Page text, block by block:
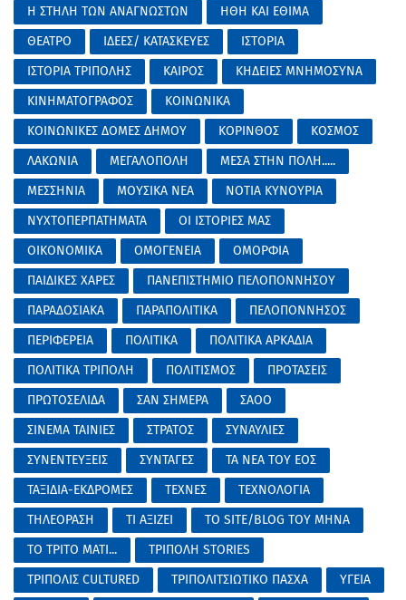
Η ΣΤΗΛΗ ΤΩΝ ΑΝΑΓΝΩΣΤΩΝ
ΗΘΗ ΚΑΙ ΕΘΙΜΑ
ΘΕΑΤΡΟ
ΙΔΕΕΣ/ ΚΑΤΑΣΚΕΥΕΣ
ΙΣΤΟΡΙΑ
ΙΣΤΟΡΙΑ ΤΡΙΠΟΛΗΣ
ΚΑΙΡΟΣ
ΚΗΔΕΙΕΣ ΜΝΗΜΟΣΥΝΑ
ΚΙΝΗΜΑΤΟΓΡΑΦΟΣ
ΚΟΙΝΩΝΙΚΑ
ΚΟΙΝΩΝΙΚΕΣ ΔΟΜΕΣ ΔΗΜΟΥ
ΚΟΡΙΝΘΟΣ
ΚΟΣΜΟΣ
ΛΑΚΩΝΙΑ
ΜΕΓΑΛΟΠΟΛΗ
ΜΕΣΑ ΣΤΗΝ ΠΟΛΗ.....
ΜΕΣΣΗΝΙΑ
ΜΟΥΣΙΚΑ ΝΕΑ
ΝΟΤΙΑ ΚΥΝΟΥΡΙΑ
ΝΥΧΤΟΠΕΡΠΑΤΗΜΑΤΑ
ΟΙ ΙΣΤΟΡΙΕΣ ΜΑΣ
ΟΙΚΟΝΟΜΙΚΑ
ΟΜΟΓΕΝΕΙΑ
ΟΜΟΡΦΙΑ
ΠΑΙΔΙΚΕΣ ΧΑΡΕΣ
ΠΑΝΕΠΙΣΤΗΜΙΟ ΠΕΛΟΠΟΝΝΗΣΟΥ
ΠΑΡΑΔΟΣΙΑΚΑ
ΠΑΡΑΠΟΛΙΤΙΚΑ
ΠΕΛΟΠΟΝΝΗΣΟΣ
ΠΕΡΙΦΕΡΕΙΑ
ΠΟΛΙΤΙΚΑ
ΠΟΛΙΤΙΚΑ ΑΡΚΑΔΙΑ
ΠΟΛΙΤΙΚΑ ΤΡΙΠΟΛΗ
ΠΟΛΙΤΙΣΜΟΣ
ΠΡΟΤΑΣΕΙΣ
ΠΡΩΤΟΣΕΛΙΔΑ
ΣΑΝ ΣΗΜΕΡΑ
ΣΑΟΟ
ΣΙΝΕΜΑ ΤΑΙΝΙΕΣ
ΣΤΡΑΤΟΣ
ΣΥΝΑΥΛΙΕΣ
ΣΥΝΕΝΤΕΥΞΕΙΣ
ΣΥΝΤΑΓΕΣ
ΤΑ ΝΕΑ ΤΟΥ ΕΟΣ
ΤΑΞΙΔΙΑ-ΕΚΔΡΟΜΕΣ
ΤΕΧΝΕΣ
ΤΕΧΝΟΛΟΓΙΑ
ΤΗΛΕΟΡΑΣΗ
ΤΙ ΑΞΙΖΕΙ
ΤΟ SITE/BLOG ΤΟΥ ΜΗΝΑ
ΤΟ ΤΡΙΤΟ ΜΑΤΙ...
ΤΡΙΠΟΛΗ STORIES
ΤΡΙΠΟΛΙΣ CULTURED
ΤΡΙΠΟΛΙΤΣΙΩΤΙΚΟ ΠΑΣΧΑ
ΥΓΕΙΑ